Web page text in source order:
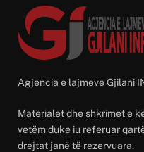
Agjencia e lajmeve Gjilani
Materialet dhe shkrimet e
vetëm duke iu referuar
drejtat janë të rezervuara.